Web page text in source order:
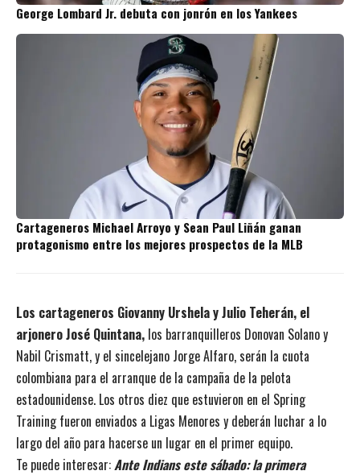
George Lombard Jr. debuta con jonrón en los Yankees
Cartageneros Michael Arroyo y Sean Paul Liñán ganan
protagonismo entre los mejores prospectos de la MLB
Los cartageneros Giovanny Urshela y Julio Teherán, el
arjonero José Quintana, los barranquilleros Donovan Solano y
Nabil Crismatt, y el sincelejano Jorge Alfaro, serán la cuota
colombiana para el arranque de la campaña de la pelota
estadounidense. Los otros diez que estuvieron en el Spring
Training fueron enviados a Ligas Menores y deberán luchar a lo
largo del año para hacerse un lugar en el primer equipo.
Te puede interesar:Ante Indians este sábado: la primera